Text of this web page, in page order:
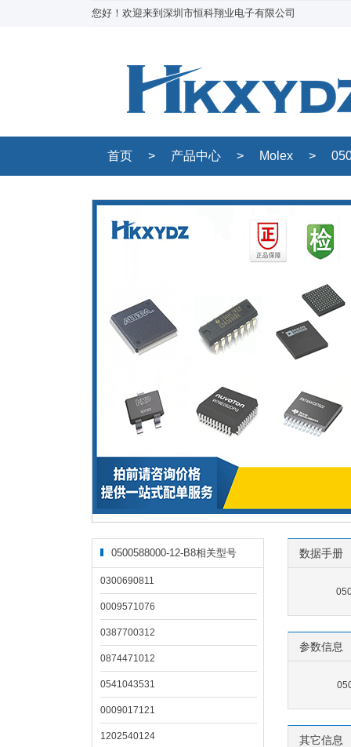
您好！欢迎来到深圳市恒科翔业电子有限公司
首页 > 产品中心 > Molex >
0500588000-12-B8相关型号
0300690811
0009571076
0387700312
0874471012
0541043531
0009017121
1202540124
数据手册
参数信息
其它信息